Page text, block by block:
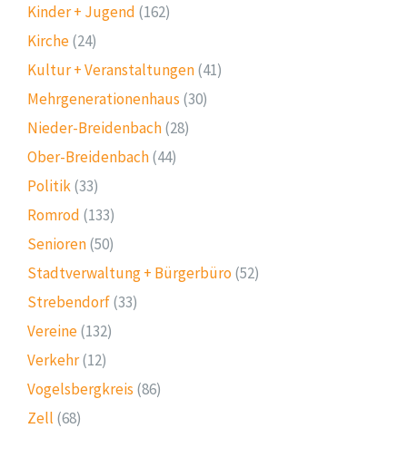
Kinder + Jugend (162)
Kirche(24)
Kultur + Veranstaltungen(41)
Mehrgenerationenhaus (30)
Nieder-Breidenbach(28)
Ober-Breidenbach(44)
Politik(33)
Romrod (133)
Senioren(50)
Stadtverwaltung + Bürgerbüro (52)
Strebendorf(33)
Vereine(132)
Verkehr(12)
Vogelsbergkreis (86)
Zell (68)